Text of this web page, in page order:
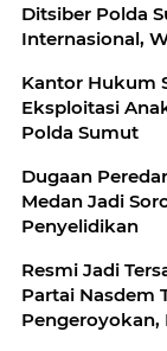
Ditsiber Polda
Internasional,
Kantor Hukum
Eksploitasi
Polda Sumut
Dugaan
Medan Jadi
Penyelidikan
Resmi Jadi
Partai Nasdem
Pengeroyokan,